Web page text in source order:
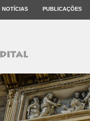
NOTÍCIAS PUBLICAÇÕES